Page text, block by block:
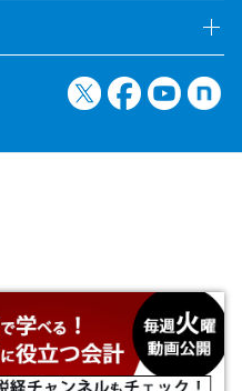
X（旧Twitter）
Facebook